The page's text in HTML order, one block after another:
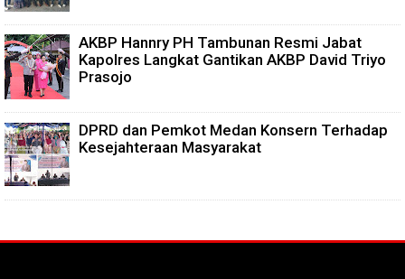
AKBP Hannry PH Tambunan Resmi Jabat
Kapolres Langkat Gantikan AKBP David Triyo
Prasojo
DPRD dan Pemkot Medan Konsern Terhadap
Kesejahteraan Masyarakat